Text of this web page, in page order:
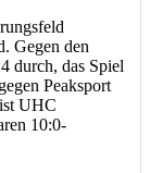
Gegen den
durch, das Spiel
Peaksport
UHC
10:0-